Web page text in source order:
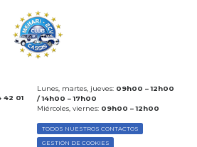
42 01
Lunes, martes, jueves: 09h00 – 12h00
/ 14h00 – 17h00
Miércoles, viernes: 09h00 – 12h00
TODOS NUESTROS CONTACTOS
GESTIÓN DE COOKIES